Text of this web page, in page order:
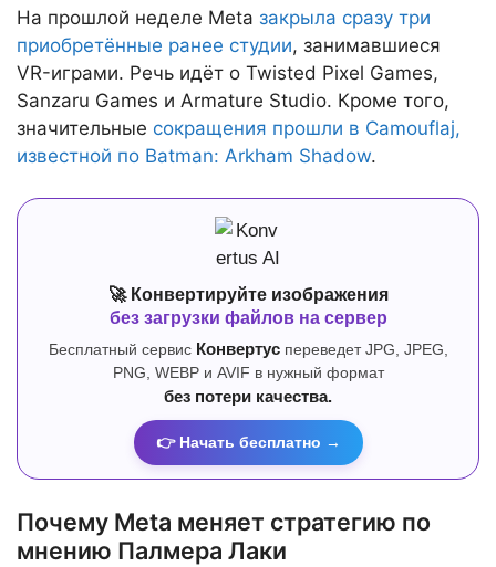
На прошлой неделе Meta закрыла сразу три
приобретённые ранее студии, занимавшиеся
VR-играми. Речь идёт о Twisted Pixel Games,
Sanzaru Games и Armature Studio. Кроме того,
значительные сокращения прошли в Camouflaj,
известной по Batman: Arkham Shadow.
🚀 Конвертируйте изображения
без загрузки файлов на сервер
Бесплатный сервис Конвертуспереведет JPG, JPEG,
PNG, WEBP и AVIF в нужный формат
без потери качества.
👉 Начать бесплатно →
Почему Meta меняет стратегию по
мнению Палмера Лаки